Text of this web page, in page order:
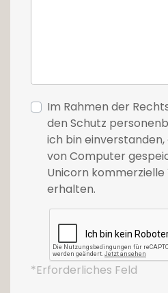
Im Rahmen der
den Schutz
ich bin
von Computer
Unicorn kommerzielle
erhalten.
*Erforderliches Feld